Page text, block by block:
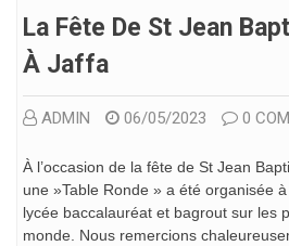
La Fête De St Jean
À Jaffa
ADMIN 06/05/2023 0
À l’occasion de la fête de St Jean
une »Table Ronde » a été organisée
lycée baccalauréat et bagrout sur les
monde. Nous remercions